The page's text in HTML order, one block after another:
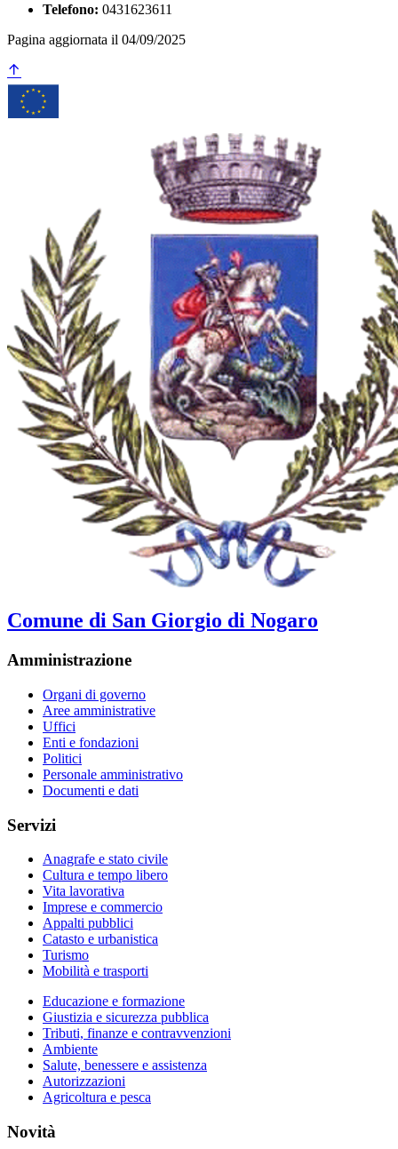
Telefono: 0431623611
Pagina aggiornata il 04/09/2025
Comune di San Giorgio di Nogaro
Amministrazione
Organi di governo
Aree amministrative
Uffici
Enti e fondazioni
Politici
Personale amministrativo
Documenti e dati
Servizi
Anagrafe e stato civile
Cultura e tempo libero
Vita lavorativa
Imprese e commercio
Appalti pubblici
Catasto e urbanistica
Turismo
Mobilità e trasporti
Educazione e formazione
Giustizia e sicurezza pubblica
Tributi, finanze e contravvenzioni
Ambiente
Salute, benessere e assistenza
Autorizzazioni
Agricoltura e pesca
Novità